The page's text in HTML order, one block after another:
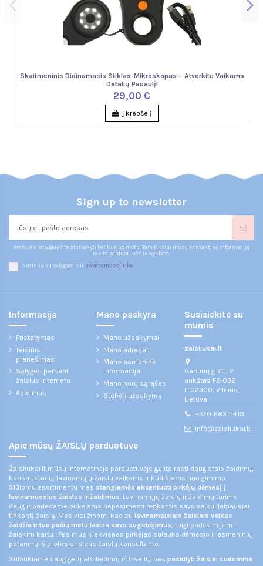
Skaitmeninis Didinamasis Stiklas-Mikroskopas – Atverkite Vaikams
Detalių Pasaulį!
29,00 €
Į krepšelį
Sign up to newsletter
Prenumeratą galėsite atsisakyti bet kuriuo metu. Tam tikslui mūsų kontaktinę informaciją
rasite parduotuvės taisyklėse.
Sutinku su sąlygomis ir privatumo politika
Informacija
Pristatymas
Teisinis
pranešimas
Sąlygos perkant
žaislus internetu
Apie mus
Mano paskyra
Mano užsakymai
Mano adresai
Mano asmeninė
informacija
Mano norų sąrašas
Stebėti užsakymą
Susisiekite su
mumis
zaisliukai.lt
Gariūnų g. 70, 2
aukštas F2-032
LT02300, Vilnius,
Lietuva
+370 683 11419
info@zaisliukai.lt
Apie mūsų ŽAISLŲ parduotuve
Žaisliukai.lt mūsų internetinėje parduotuvėje galite rasti daug stalo žaidimų,
konstruktorių, lavinamųjų žaislų vaikams ir kūdikiams nuo gimimo.
Siūlomu asortimentu mes stengiamės akcentuoti pirkėjų dėmesį į
lavinamuosius žaislus ir žaidimus. Lavinamųjų žaislų ir žaidimų turime
daug ir padedame pirkėjams nepasimesti renkantis savo vaikui labiausiai
tinkantį žaislą. Mes visi žinom, kad su lavinamaisiais žaislais vaikas
žaidžia ir tuo pačiu metu lavina savo sugebėjimus, taigi padėkim jam ir
žaiskim kartu. Pas mus kiekvienas pirkėjas sulauks dėmesio ir asmeninių
patarimų iš profesionalaus žaislų konsultanto.
Sulaukiame daug gerų atsiliepimų iš tėvelių, nes pasiūlyti žaislai sudomina